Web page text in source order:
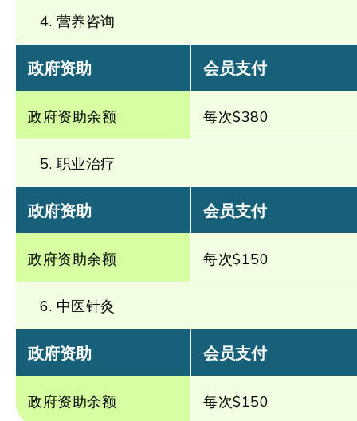
4. 营养咨询
政府资助
政府资助余额
会员支付
每次$380
5. 职业治疗
政府资助
政府资助余额
会员支付
每次$150
6. 中医针灸
政府资助
政府资助余额
会员支付
每次$150